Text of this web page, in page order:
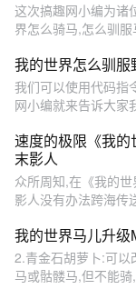
这次搞趣网小编为诸
界怎么骑马,怎么驯
我的世界怎么驯
我们可以使用代码指
网小编就来告诉大家
速度的极限《我
末影人
众所周知,在《我的
影人没有办法跨海传
我的世界马儿升
2.青金石胡萝卜:可以
马或骷髅马,但不能